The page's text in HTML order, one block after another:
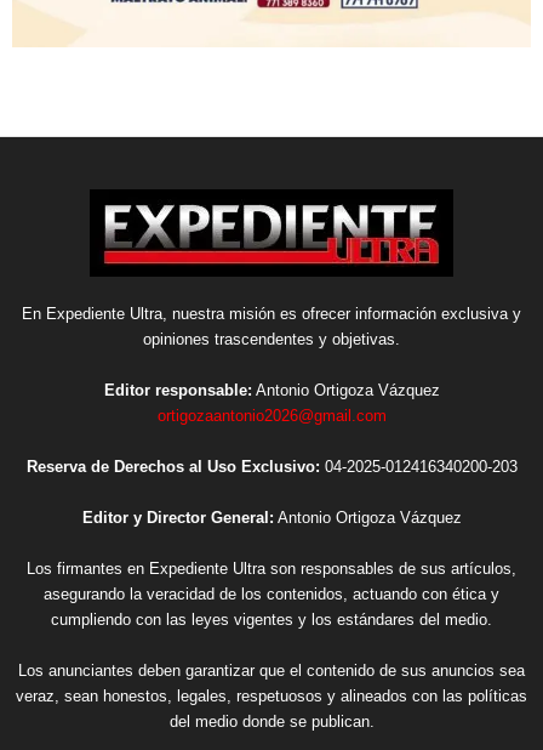
En Expediente Ultra, nuestra misión es ofrecer información exclusiva y
opiniones trascendentes y objetivas.
Editor responsable: Antonio Ortigoza Vázquez
ortigozaantonio2026@gmail.com
Reserva de Derechos al Uso Exclusivo: 04-2025-012416340200-203
Editor y Director General: Antonio Ortigoza Vázquez
Los firmantes en Expediente Ultra son responsables de sus artículos,
asegurando la veracidad de los contenidos, actuando con ética y
cumpliendo con las leyes vigentes y los estándares del medio.
Los anunciantes deben garantizar que el contenido de sus anuncios sea
veraz, sean honestos, legales, respetuosos y alineados con las políticas
del medio donde se publican.